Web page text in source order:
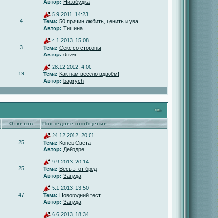
Автор: Низабудка
4
5.9.2011, 14:23
Тема: 50 причин любить, ценить и ува...
Автор: Тишина
3
4.1.2013, 15:08
Тема: Секс со стороны
Автор: driver
19
28.12.2012, 4:00
Тема: Как нам весело вдвоём!
Автор: bagirych
Ответов Последнее сообщение
25
24.12.2012, 20:01
Тема: Конец Света
Автор: Дейрдре
25
9.9.2013, 20:14
Тема: Весь этот бред
Автор: Зануда
47
5.1.2013, 13:50
Тема: Новогодний тест
Автор: Зануда
6.6.2013, 18:34